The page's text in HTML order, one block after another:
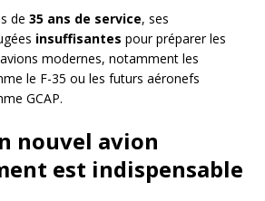
de 35 ans de service, ses
insuffisantes pour préparer les
modernes, notamment les
le F-35 ou les futurs aéronefs
GCAP.
nouvel avion
est indispensable